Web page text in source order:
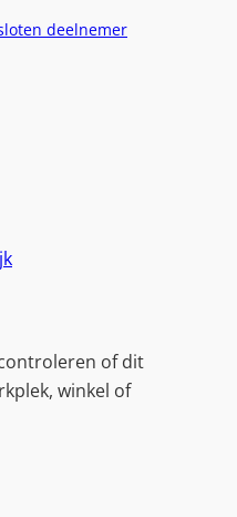
deelnemer
of dit
winkel of